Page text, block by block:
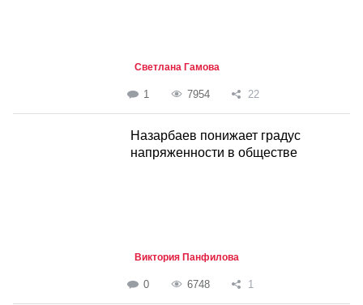
Светлана Гамова
1 7954 22
Назарбаев понижает градус
напряженности в обществе
Виктория Панфилова
0 6748 1